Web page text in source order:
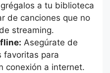
a tu biblioteca
de canciones que no
streaming.
Asegúrate de
favoritas para
conexión a internet.